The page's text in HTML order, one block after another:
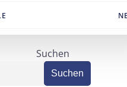
Suchen
Suchen